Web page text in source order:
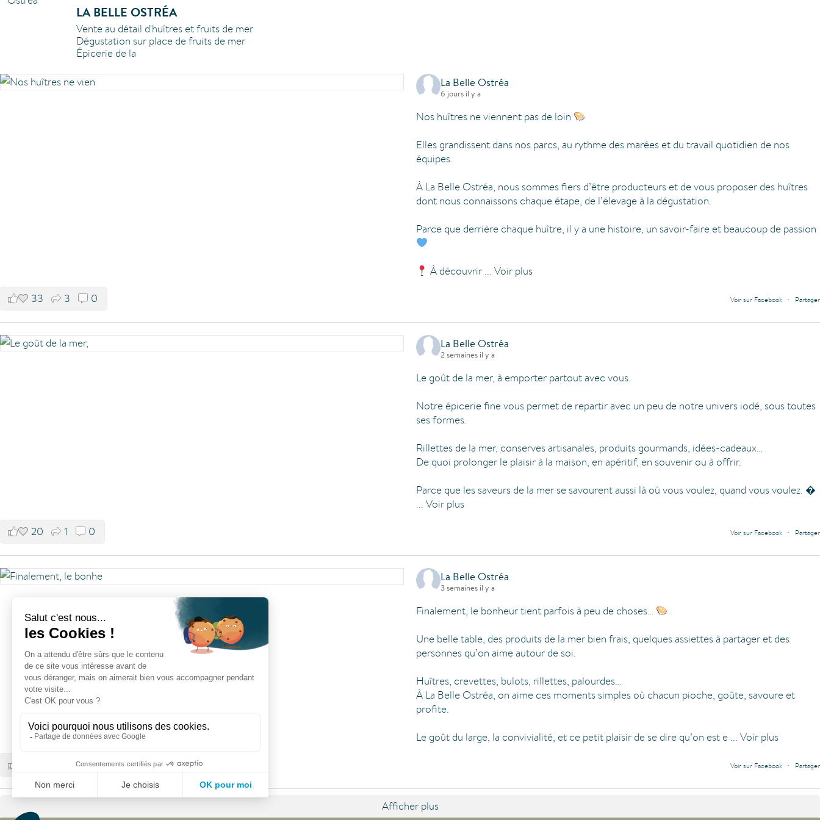
LA BELLE OSTRÉA
Vente au détail d'huîtres et fruits de mer
Dégustation sur place de fruits de mer
Épicerie de la
La Belle Ostréa
6 jours il y a
Nos huîtres ne viennent pas de loin
Elles grandissent dans nos parcs, au rythme des marées et du travail quotidien de nos
équipes.
À La Belle Ostréa, nous sommes fiers d’être producteurs et de vous proposer des huîtres
dont nous connaissons chaque étape, de l’élevage à la dégustation.
Parce que derrière chaque huître, il y a une histoire, un savoir-faire et beaucoup de passion
À découvrir ...Voir plus
Voir sur Facebook · Partager
33 3 0
La Belle Ostréa
2 semaines il y a
Le goût de la mer, à emporter partout avec vous.
Notre épicerie fine vous permet de repartir avec un peu de notre univers iodé, sous toutes
ses formes.
Rillettes de la mer, conserves artisanales, produits gourmands, idées-cadeaux…
De quoi prolonger le plaisir à la maison, en apéritif, en souvenir ou à offrir.
Parce que les saveurs de la mer se savourent aussi là où vous voulez, quand vous voulez. 
... Voir plus
Voir sur Facebook · Partager
20 1 0
La Belle Ostréa
3 semaines il y a
Finalement, le bonheur tient parfois à peu de choses…
Une belle table, des produits de la mer bien frais, quelques assiettes à partager et des
personnes qu’on aime autour de soi.
Huîtres, crevettes, bulots, rillettes, palourdes…
À La Belle Ostréa, on aime ces moments simples où chacun pioche, goûte, savoure et
profite.
Le goût du large, la convivialité, et ce petit plaisir de se dire qu’on est e ... Voir plus
Voir sur Facebook · Partager
0
Afficher plus